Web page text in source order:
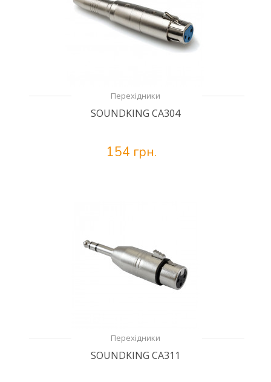
Перехідники
SOUNDKING CA304
154 грн.
Перехідники
SOUNDKING CA311